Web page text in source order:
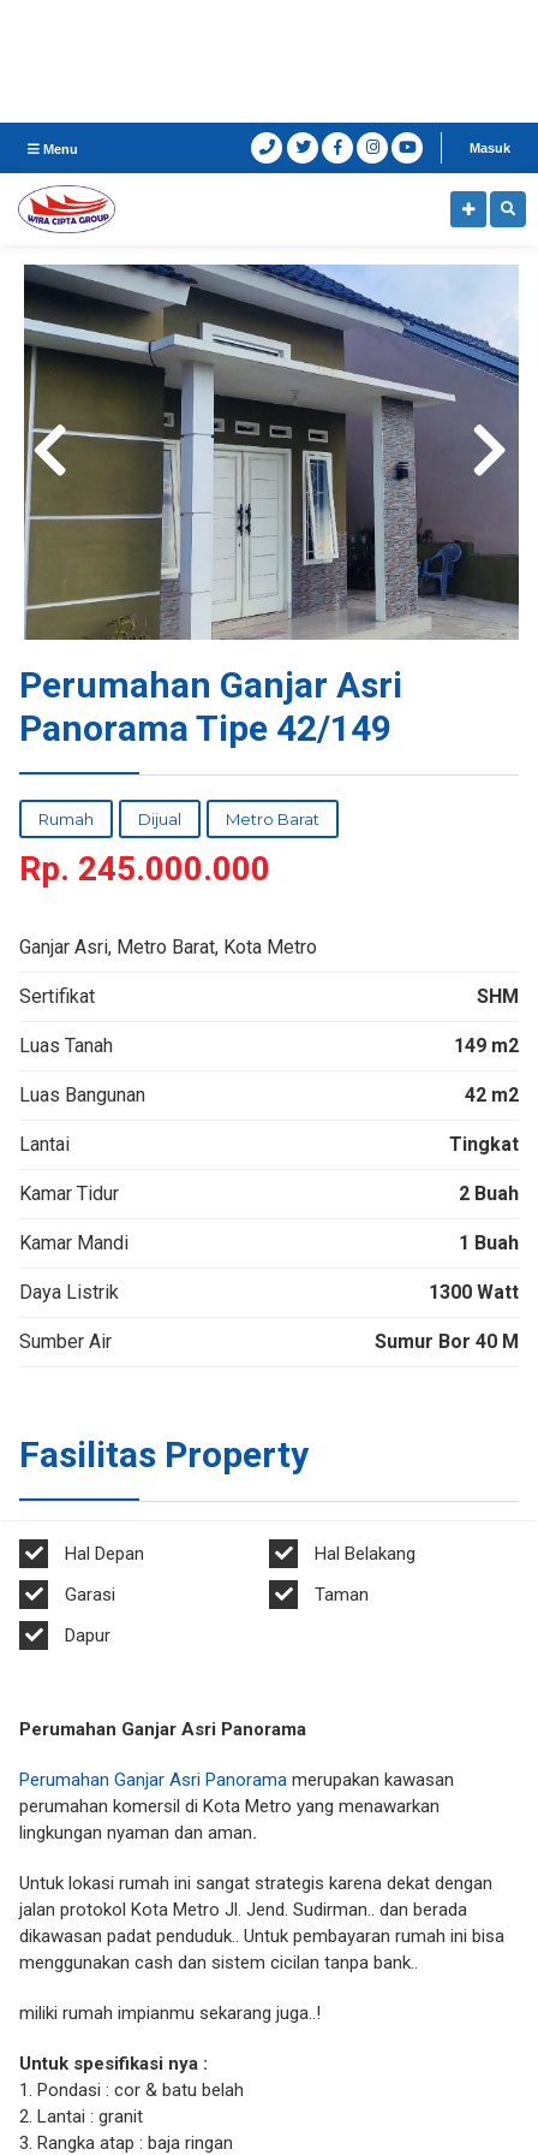
Menu Masuk
Perumahan Ganjar Asri
Panorama Tipe 42/149
Rumah Dijual Metro Barat
Rp. 245.000.000
Ganjar Asri, Metro Barat, Kota Metro
Sertifikat SHM
Luas Tanah 149 m2
Luas Bangunan 42 m2
Lantai Tingkat
Kamar Tidur 2 Buah
Kamar Mandi 1 Buah
Daya Listrik 1300 Watt
Sumber Air Sumur Bor 40 M
Fasilitas Property
Hal Depan
Hal Belakang
Garasi
Taman
Dapur
Perumahan Ganjar Asri Panorama
Perumahan Ganjar Asri Panorama merupakan kawasan
perumahan komersil di Kota Metro yang menawarkan
lingkungan nyaman dan aman.
Untuk lokasi rumah ini sangat strategis karena dekat dengan
jalan protokol Kota Metro Jl. Jend. Sudirman.. dan berada
dikawasan padat penduduk.. Untuk pembayaran rumah ini bisa
menggunakan cash dan sistem cicilan tanpa bank..
miliki rumah impianmu sekarang juga..!
Untuk spesifikasi nya :
1. Pondasi : cor & batu belah
2. Lantai : granit
3. Rangka atap : baja ringan